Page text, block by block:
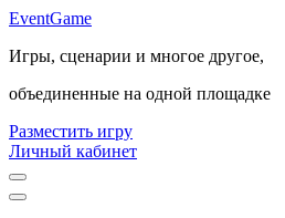
EventGame
Игры, сценарии и многое другое,
объединенные на одной площадке
Разместить игру
Личный кабинет